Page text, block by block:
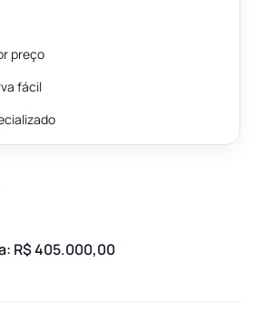
preço
fácil
R$ 405.000,00